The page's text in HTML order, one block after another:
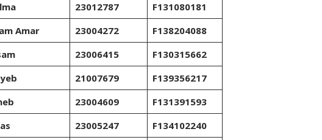
23012787
F131080181
Amar 23004272 F138204088
23006415
F130315662
21007679
F139356217
23004609 F131391593
23005247
F134102240